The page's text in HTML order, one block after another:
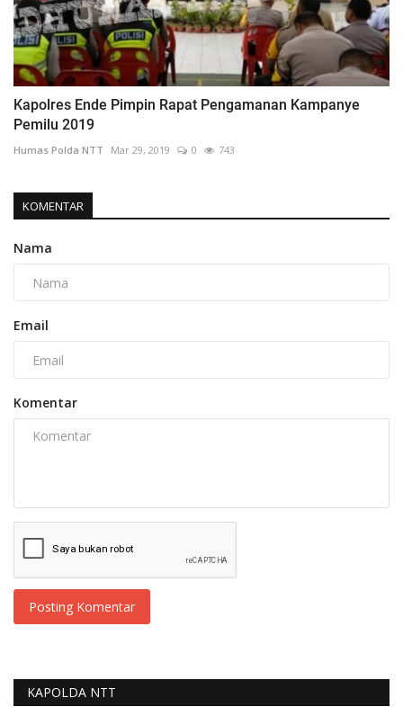
Kapolres Ende Pimpin Rapat Pengamanan Kampanye
Pemilu 2019
Humas Polda NTT Mar 29, 2019 0 743
KOMENTAR
Nama
Email
Komentar
Posting Komentar
KAPOLDA NTT